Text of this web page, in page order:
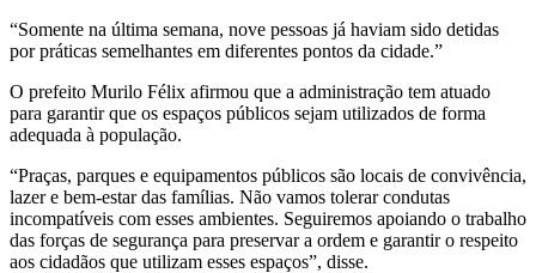
“Somente na última semana, nove pessoas já haviam sido detidas
por práticas semelhantes em diferentes pontos da cidade.”
O prefeito Murilo Félix afirmou que a administração tem atuado
para garantir que os espaços públicos sejam utilizados de forma
adequada à população.
“Praças, parques e equipamentos públicos são locais de convivência,
lazer e bem-estar das famílias. Não vamos tolerar condutas
incompatíveis com esses ambientes. Seguiremos apoiando o trabalho
das forças de segurança para preservar a ordem e garantir o respeito
aos cidadãos que utilizam esses espaços”, disse.